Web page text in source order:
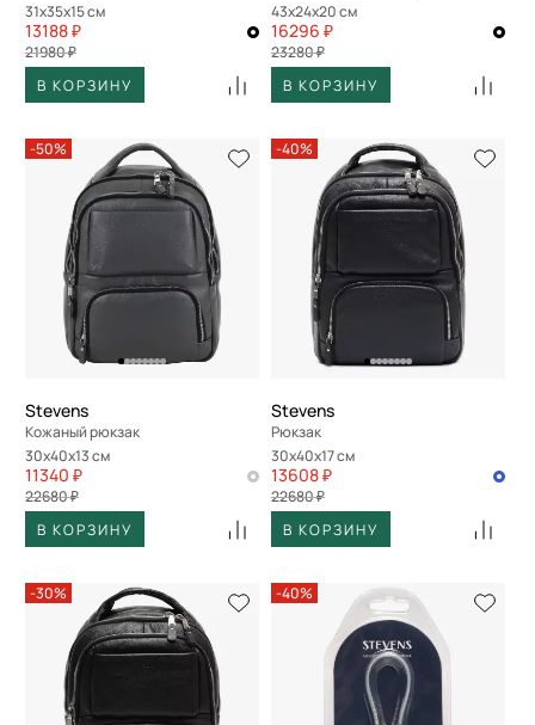
31x35x15 см
13188 ₽
21980 ₽
В КОРЗИНУ
43x24x20 см
16296 ₽
23280 ₽
В КОРЗИНУ
-50%
Stevens
Кожаный рюкзак
30x40x13 см
11340 ₽
22680 ₽
В КОРЗИНУ
-40%
Stevens
Рюкзак
30x40x17 см
13608 ₽
22680 ₽
В КОРЗИНУ
-30% -40%